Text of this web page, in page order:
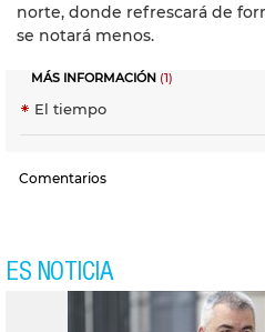
norte, donde refrescará de
se notará menos.
MÁS INFORMACIÓN (1)
El tiempo
Comentarios
ES NOTICIA